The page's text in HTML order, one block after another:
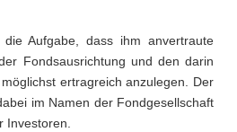
Aufgabe, dass ihm anvertraute
Fondsausrichtung und den darin
ertragreich anzulegen. Der
im Namen der Fondgesellschaft
Investoren.